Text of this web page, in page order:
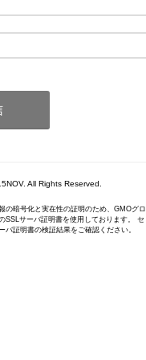
All Rights Reserved.
の暗号化と実在性の証明のため、GMOグロ
SSLサーバ証明書を使用しております。 セ
バ証明書の検証結果をご確認ください。